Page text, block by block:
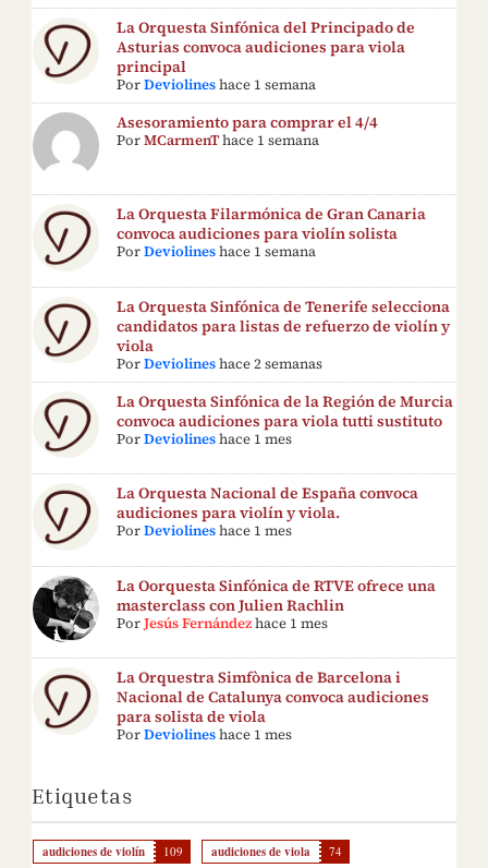
La Orquesta Sinfónica del Principado de
Asturias convoca audiciones para viola
principal
PorDeviolines hace 1 semana
Asesoramiento para comprar el 4/4
PorMCarmenThace 1 semana
La Orquesta Filarmónica de Gran Canaria
convoca audiciones para violín solista
PorDeviolines hace 1 semana
La Orquesta Sinfónica de Tenerife selecciona
candidatos para listas de refuerzo de violín y
viola
PorDeviolines hace 2 semanas
La Orquesta Sinfónica de la Región de Murcia
convoca audiciones para viola tutti sustituto
PorDeviolines hace 1 mes
La Orquesta Nacional de España convoca
audiciones para violín y viola.
PorDeviolines hace 1 mes
La Oorquesta Sinfónica de RTVE ofrece una
masterclass con Julien Rachlin
PorJesús Fernández hace 1 mes
La Orquestra Simfònica de Barcelona i
Nacional de Catalunya convoca audiciones
para solista de viola
PorDeviolines hace 1 mes
Etiquetas
audiciones de violín 109 audiciones de viola 74